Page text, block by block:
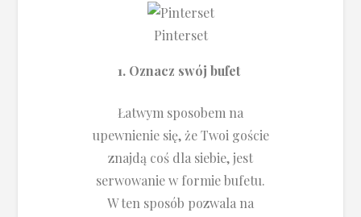
Pinterset
1. Oznacz swój bufet
Łatwym sposobem na
upewnienie się, że Twoi goście
znajdą coś dla siebie, jest
serwowanie w formie bufetu.
W ten sposób pozwala na